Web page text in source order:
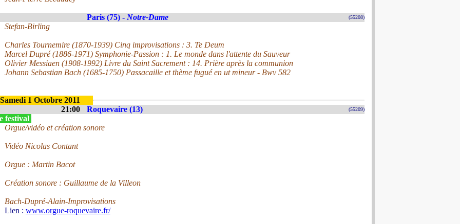
Paris (75) - Notre-Dame (55208)
Stefan-Birling
Charles Tournemire (1870-1939) Cinq improvisations : 3. Te Deum
Marcel Dupré (1886-1971) Symphonie-Passion : 1. Le monde dans l'attente du Sauveur
Olivier Messiaen (1908-1992) Livre du Saint Sacrement : 14. Prière après la communion
Johann Sebastian Bach (1685-1750) Passacaille et thème fugué en ut mineur - Bwv 582
Samedi 1 Octobre 2011
21:00
Roquevaire (13) (55209)
festival
Orgue/vidéo et création sonore
Vidéo Nicolas Contant
Orgue : Martin Bacot
Création sonore : Guillaume de la Villeon
Bach-Dupré-Alain-Improvisations
Lien : www.orgue-roquevaire.fr/